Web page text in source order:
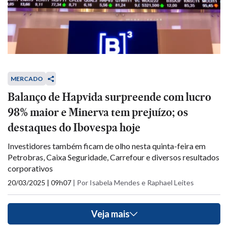
MERCADO
Balanço de Hapvida surpreende com lucro
98% maior e Minerva tem prejuízo; os
destaques do Ibovespa hoje
Investidores também ficam de olho nesta quinta-feira em
Petrobras, Caixa Seguridade, Carrefour e diversos resultados
corporativos
20/03/2025 | 09h07 | Por Isabela Mendes e Raphael Leites
Veja mais